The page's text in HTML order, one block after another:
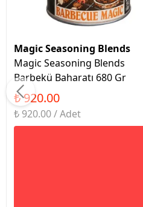
Magic Seasoning Blends
Magic Seasoning Blends
Barbekü Baharatı 680 Gr
₺ 920.00
₺ 920.00 / Adet